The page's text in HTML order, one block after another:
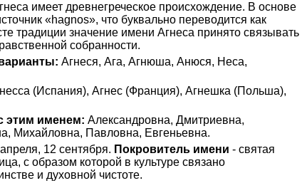
имеет древнегреческое происхождение. В основе
«hagnos», что буквально переводится как
традиции значение имени Агнеса принято связывать
собранности.
Агнеся, Ага, Агнюша, Анюся, Неса,
(Испания), Агнес (Франция), Агнешка (Польша),
этим именем: Александровна, Дмитриевна,
Михайловна, Павловна, Евгеньевна.
12 сентября. Покровитель имени - святая
с образом которой в культуре связано
и духовной чистоте.